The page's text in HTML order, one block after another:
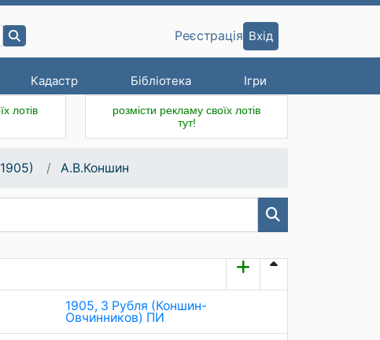
Кадастр Бібліотека Ігри
Реєстрація Вхід
лотів
розмісти рекламу своїх лотів
тут!
А.В.Коншин
1905, 3 Рубля (Коншин-
Овчинников) ПИ